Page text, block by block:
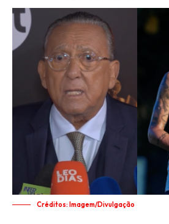
Créditos: Imagem/Divulgação